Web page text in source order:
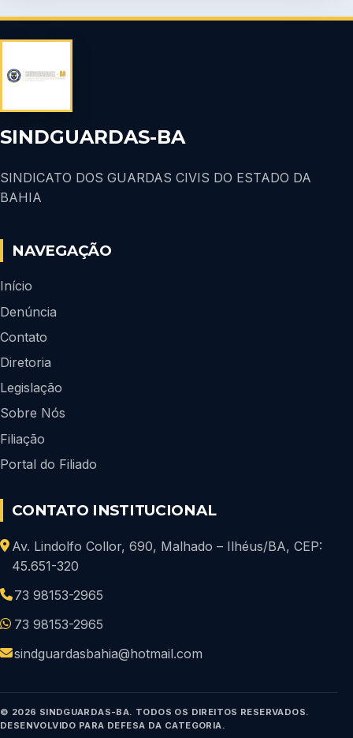
SINDGUARDAS-BA
SINDICATO DOS GUARDAS CIVIS DO ESTADO DA
BAHIA
NAVEGAÇÃO
Início
Denúncia
Contato
Diretoria
Legislação
Sobre Nós
Filiação
Portal do Filiado
CONTATO INSTITUCIONAL
Av. Lindolfo Collor, 690, Malhado – Ilhéus/BA, CEP:
45.651-320
73 98153-2965
73 98153-2965
sindguardasbahia@hotmail.com
© 2026 SINDGUARDAS-BA. TODOS OS DIREITOS RESERVADOS.
DESENVOLVIDO PARA DEFESA DA CATEGORIA.